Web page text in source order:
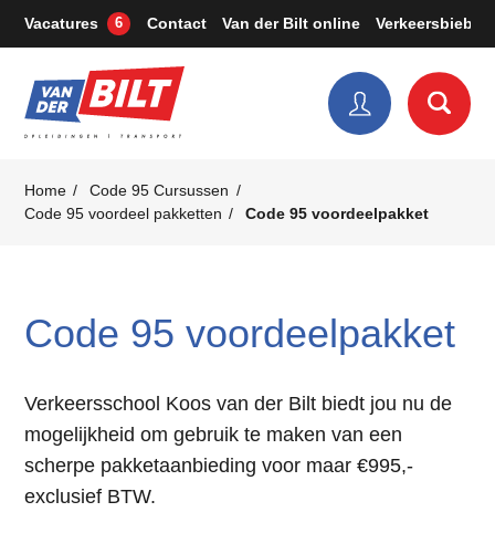
Vacatures 6 Contact Van der Bilt online Verkeersbieb
Home
Code 95 Cursussen
Code 95 voordeel pakketten
Code 95 voordeelpakket
Code 95 voordeelpakket
Verkeersschool Koos van der Bilt biedt jou nu de
mogelijkheid om gebruik te maken van een
scherpe pakketaanbieding voor maar €995,-
exclusief BTW.